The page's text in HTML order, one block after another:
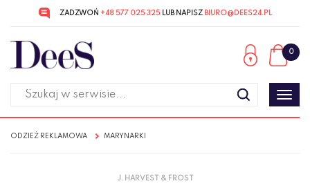
do menu
głównego
do
menu
w
ZADZWOŃ +48 577 025 325LUB NAPISZ BIURO@DEES24.PL
0
ODZIEŻ REKLAMOWA MARYNARKI
J. HARVEST & FROST